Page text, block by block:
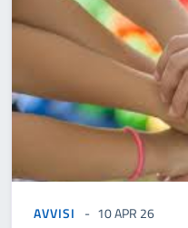
AVVISI 10 APR 26